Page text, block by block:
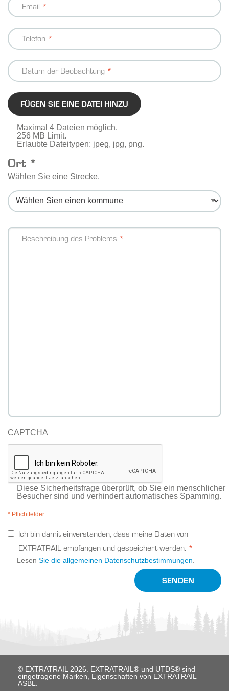
Email
Telefon
Datum der Beobachtung
FÜGEN SIE EINE DATEI HINZU
Maximal 4 Dateien möglich.
256 MB Limit.
Erlaubte Dateitypen: jpeg, jpg, png.
Ort *
Wählen Sie eine Strecke.
Message
Beschreibung des Problems
CAPTCHA
Diese Sicherheitsfrage überprüft, ob Sie ein menschlicher
Besucher sind und verhindert automatisches Spamming.
* Pflichtfelder.
Ich bin damit einverstanden, dass meine Daten von
EXTRATRAIL empfangen und gespeichert werden.
Lesen Sie die allgemeinen Datenschutzbestimmungen
SENDEN
© EXTRATRAIL 2026. EXTRATRAIL® und UTDS® sind
eingetragene Marken, Eigenschaften von EXTRATRAIL
ASBL.